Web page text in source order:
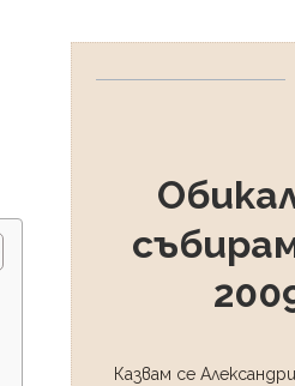
Казвам се